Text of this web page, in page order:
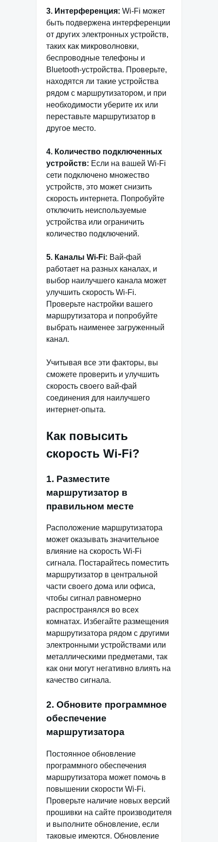
3. Интерференция: Wi-Fi может
быть подвержена интерференции
от других электронных устройств,
таких как микроволновки,
беспроводные телефоны и
Bluetooth-устройства. Проверьте,
находятся ли такие устройства
рядом с маршрутизатором, и при
необходимости уберите их или
переставьте маршрутизатор в
другое место.
4. Количество подключенных
устройств: Если на вашей Wi-Fi
сети подключено множество
устройств, это может снизить
скорость интернета. Попробуйте
отключить неиспользуемые
устройства или ограничить
количество подключений.
5. Каналы Wi-Fi: Вай-фай
работает на разных каналах, и
выбор наилучшего канала может
улучшить скорость Wi-Fi.
Проверьте настройки вашего
маршрутизатора и попробуйте
выбрать наименее загруженный
канал.
Учитывая все эти факторы, вы
сможете проверить и улучшить
скорость своего вай-фай
соединения для наилучшего
интернет-опыта.
Как повысить
скорость Wi-Fi?
1. Разместите
маршрутизатор в
правильном месте
Расположение маршрутизатора
может оказывать значительное
влияние на скорость Wi-Fi
сигнала. Постарайтесь поместить
маршрутизатор в центральной
части своего дома или офиса,
чтобы сигнал равномерно
распространялся во всех
комнатах. Избегайте размещения
маршрутизатора рядом с другими
электронными устройствами или
металлическими предметами, так
как они могут негативно влиять на
качество сигнала.
2. Обновите программное
обеспечение
маршрутизатора
Постоянное обновление
программного обеспечения
маршрутизатора может помочь в
повышении скорости Wi-Fi.
Проверьте наличие новых версий
прошивки на сайте производителя
и выполните обновление, если
таковые имеются. Обновление